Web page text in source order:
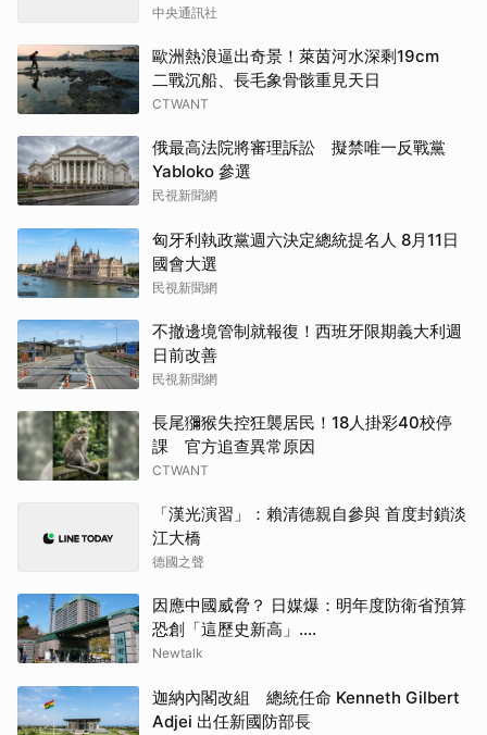
中央通訊社
歐洲熱浪逼出奇景！萊茵河水深剩19cm
二戰沉船、長毛象骨骸重見天日
CTWANT
俄最高法院將審理訴訟 擬禁唯一反戰黨
Yabloko 參選
民視新聞網
匈牙利執政黨週六決定總統提名人 8月11日
國會大選
民視新聞網
不撤邊境管制就報復！西班牙限期義大利週
日前改善
民視新聞網
長尾獼猴失控狂襲居民！18人掛彩40校停
課 官方追查異常原因
CTWANT
「漢光演習」：賴清德親自參與 首度封鎖淡
江大橋
德國之聲
因應中國威脅？ 日媒爆：明年度防衛省預算
恐創「這歷史新高」....
Newtalk
迦納內閣改組 總統任命 Kenneth Gilbert
Adjei 出任新國防部長